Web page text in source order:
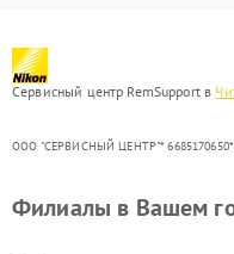
Сервисный центр RemSupport в
ООО "СЕРВИСНЫЙ ЦЕНТР"*
Филиалы в Вашем